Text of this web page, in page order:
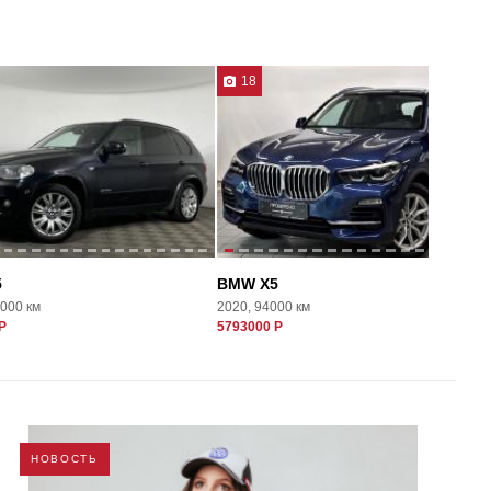
км
18
BMW X5
2020, 94000 км
5793000 Р
НОВОСТЬ